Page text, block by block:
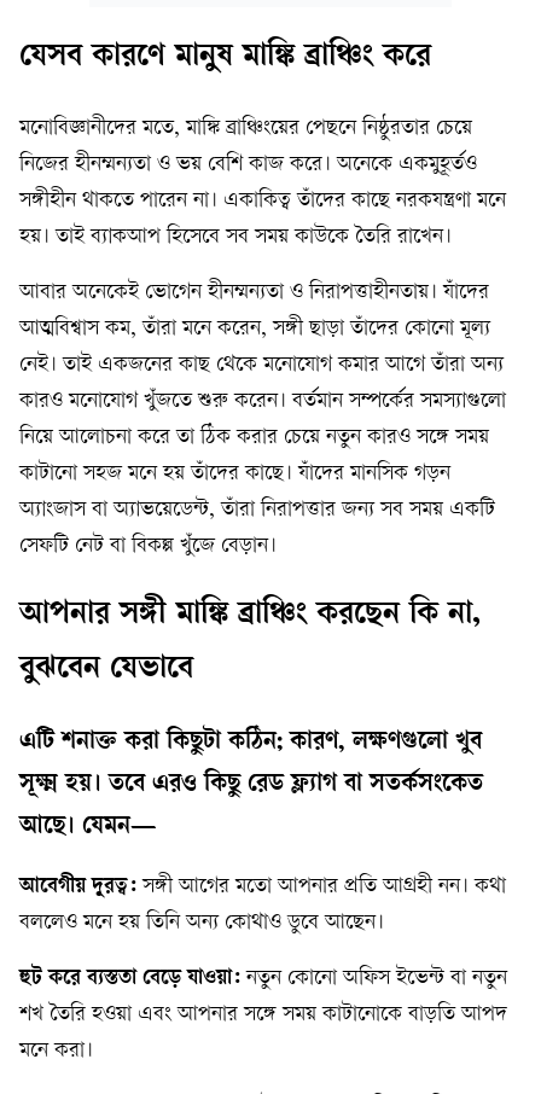
যেসব কারণে মানুষ মাঙ্কি ব্রাঞ্চিং করে
মনোবিজ্ঞানীদের মতে, মাঙ্কি ব্রাঞ্চিংয়ের পেছনে নিষ্ঠুরতার চেয়ে
নিজের হীনম্মন্যতা ও ভয় বেশি কাজ করে। অনেকে একমুহূর্তও
সঙ্গীহীন থাকতে পারেন না। একাকিত্ব তাঁদের কাছে নরকযন্ত্রণা মনে
হয়। তাই ব্যাকআপ হিসেবে সব সময় কাউকে তৈরি রাখেন।
আবার অনেকেই ভোগেন হীনম্মন্যতা ও নিরাপত্তাহীনতায়। যাঁদের
আত্মবিশ্বাস কম, তাঁরা মনে করেন, সঙ্গী ছাড়া তাঁদের কোনো মূল্য
নেই। তাই একজনের কাছ থেকে মনোযোগ কমার আগে তাঁরা অন্য
কারও মনোযোগ খুঁজতে শুরু করেন। বর্তমান সম্পর্কের সমস্যাগুলো
নিয়ে আলোচনা করে তা ঠিক করার চেয়ে নতুন কারও সঙ্গে সময়
কাটানো সহজ মনে হয় তাঁদের কাছে। যাঁদের মানসিক গড়ন
অ্যাংজাস বা অ্যাভয়েডেন্ট, তাঁরা নিরাপত্তার জন্য সব সময় একটি
সেফটি নেট বা বিকল্প খুঁজে বেড়ান।
আপনার সঙ্গী মাঙ্কি ব্রাঞ্চিং করছেন কি না,
বুঝবেন যেভাবে
এটি শনাক্ত করা কিছুটা কঠিন; কারণ, লক্ষণগুলো খুব
সূক্ষ্ম হয়। তবে এরও কিছু রেড ফ্ল্যাগ বা সতর্কসংকেত
আছে। যেমন—
আবেগীয় দূরত্ব: সঙ্গী আগের মতো আপনার প্রতি আগ্রহী নন। কথা
বললেও মনে হয় তিনি অন্য কোথাও ডুবে আছেন।
হুট করে ব্যস্ততা বেড়ে যাওয়া: নতুন কোনো অফিস ইভেন্ট বা নতুন
শখ তৈরি হওয়া এবং আপনার সঙ্গে সময় কাটানোকে বাড়তি আপদ
মনে করা।